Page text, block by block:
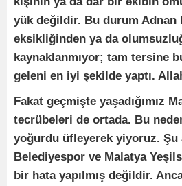
yük değildir. Bu durum Adnan
eksikliğinden ya da
kaynaklanmıyor; tam tersine
geleni en iyi şekilde yaptı.
Fakat geçmişte yaşadığımız
tecrübeleri de ortada. Bu
yoğurdu üfleyerek yiyoruz. Şu
Belediyespor ve Malatya
bir hata yapılmış değildir.